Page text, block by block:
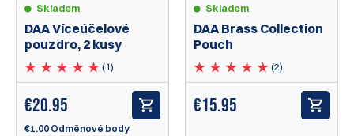
Skladem
DAA Víceúčelové
pouzdro, 2 kusy
(1)
€20.95
€1.00 Odměnové body
Skladem
DAA Brass Collection
Pouch
(2)
€15.95